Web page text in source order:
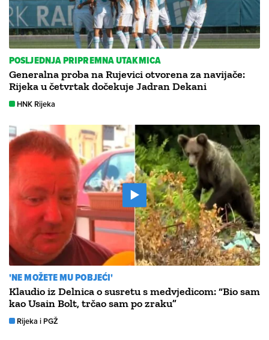
POSLJEDNJA PRIPREMNA UTAKMICA
Generalna proba na Rujevici otvorena za navijače:
Rijeka u četvrtak dočekuje Jadran Dekani
HNK Rijeka
'NE MOŽETE MU POBJEĆI'
Klaudio iz Delnica o susretu s medvjedicom: “Bio sam
kao Usain Bolt, trčao sam po zraku”
Rijeka i PGŽ